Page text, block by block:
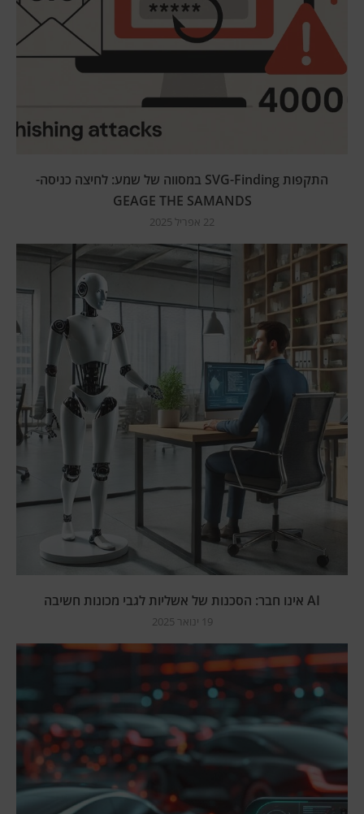
התקפות SVG-Finding במסווה של שמע: לחיצה כניסה-
GEAGE THE SAMANDS
22 אפריל 2025
AI אינו חבר: הסכנות של אשליות לגבי מכונות חשיבה
19 ינואר 2025